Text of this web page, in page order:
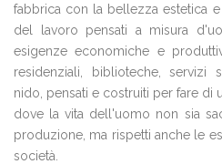
fabbrica con la bellezza estetica
del lavoro pensati a misura
esigenze economiche e
residenziali, biblioteche, servizi
nido, pensati e costruiti per fare di
dove la vita dell'uomo non sia
produzione, ma rispetti anche le
società.